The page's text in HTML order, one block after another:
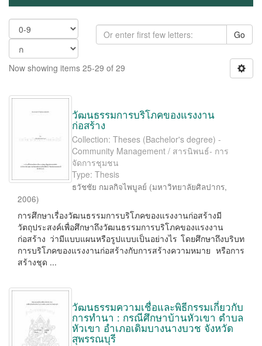
Go
Now showing items 25-29 of 29
วัฒนธรรมการบริโภคของแรงงาน
ก่อสร้าง
Collection: Theses (Bachelor's degree) -
Community Management / สารนิพนธ์- การ
จัดการชุมชน
Type: Thesis
ธวัชชัย กมลกิจไพบูลย์ (มหาวิทยาลัยศิลปากร,
2006)
การศึกษาเรื่องวัฒนธรรมการบริโภคของแรงงานก่อสร้างมี
วัตถุประสงค์เพื่อศึกษาถึงวัฒนธรรมการบริโภคของแรงงาน
ก่อสร้าง ว่ามีแบบแผนหรือรูปแบบเป็นอย่างไร โดยศึกษาถึงบริบท
การบริโภคของแรงงานก่อสร้างกับการสร้างความหมาย หรือการ
สร้างชุด ...
วัฒนธรรมความเชื่อและพิธีกรรมเกี่ยวกับ
การทำนา : กรณีศึกษาบ้านหัวเขา ตำบล
หัวเขา อำเภอเดิมบางนางบวช จังหวัด
สุพรรณบุรี